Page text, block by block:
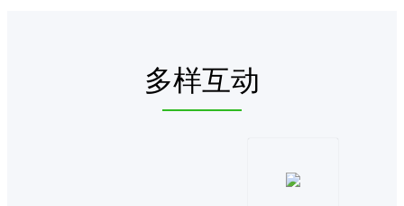
多样互动